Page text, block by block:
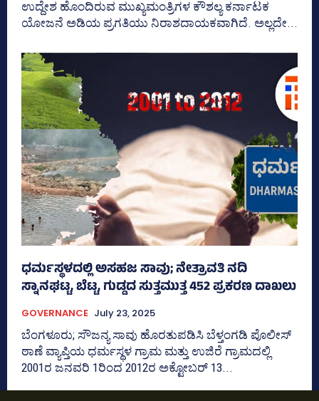
ಉದ್ದೇಶ ಹೊಂದಿರುವ ಮುಖ್ಯಮಂತ್ರಿಗಳ ಕೌಶಲ್ಯ ಕರ್ನಾಟಕ
ಯೋಜನೆ ಅಡಿಯ ಪ್ರಗತಿಯು ನಿರಾಶದಾಯಕವಾಗಿದೆ. ಅಲ್ಲದೇ...
ಧರ್ಮಸ್ಥಳದಲ್ಲಿ ಅಸಹಜ ಸಾವು; ನೇತ್ರಾವತಿ ನದಿ
ಸ್ನಾನಘಟ್ಟ, ಬೆಟ್ಟ, ಗುಡ್ಡದ ಸುತ್ತಮುತ್ತ 452 ಪ್ರಕರಣ ದಾಖಲು
GOVERNANCE July 23, 2025
ಬೆಂಗಳೂರು; ಸೌಜನ್ಯ ಸಾವು ಹೊರತುಪಡಿಸಿ ಬೆಳ್ತಂಗಡಿ ಪೊಲೀಸ್‌
ಠಾಣೆ ವ್ಯಾಪ್ತಿಯ ಧರ್ಮಸ್ಥಳ ಗ್ರಾಮ ಮತ್ತು ಉಜಿರೆ ಗ್ರಾಮದಲ್ಲಿ
2001ರ ಜನವರಿ 1ರಿಂದ 2012ರ ಅಕ್ಟೋಬರ್‍‌ 13...